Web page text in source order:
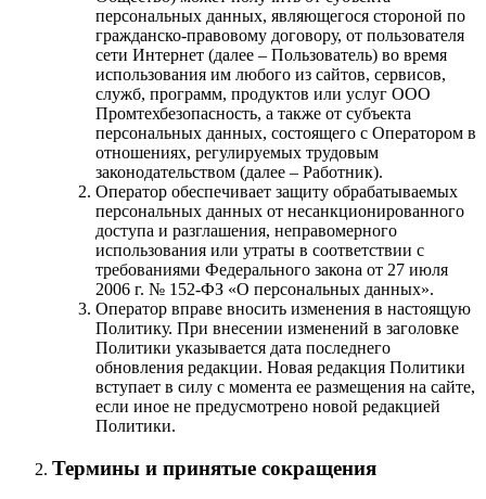
персональных данных, являющегося стороной по
гражданско-правовому договору, от пользователя
сети Интернет (далее – Пользователь) во время
использования им любого из сайтов, сервисов,
служб, программ, продуктов или услуг ООО
Промтехбезопасность, а также от субъекта
персональных данных, состоящего с Оператором в
отношениях, регулируемых трудовым
законодательством (далее – Работник).
Оператор обеспечивает защиту обрабатываемых
персональных данных от несанкционированного
доступа и разглашения, неправомерного
использования или утраты в соответствии с
требованиями Федерального закона от 27 июля
2006 г. № 152-ФЗ «О персональных данных».
Оператор вправе вносить изменения в настоящую
Политику. При внесении изменений в заголовке
Политики указывается дата последнего
обновления редакции. Новая редакция Политики
вступает в силу с момента ее размещения на сайте,
если иное не предусмотрено новой редакцией
Политики.
Термины и принятые сокращения